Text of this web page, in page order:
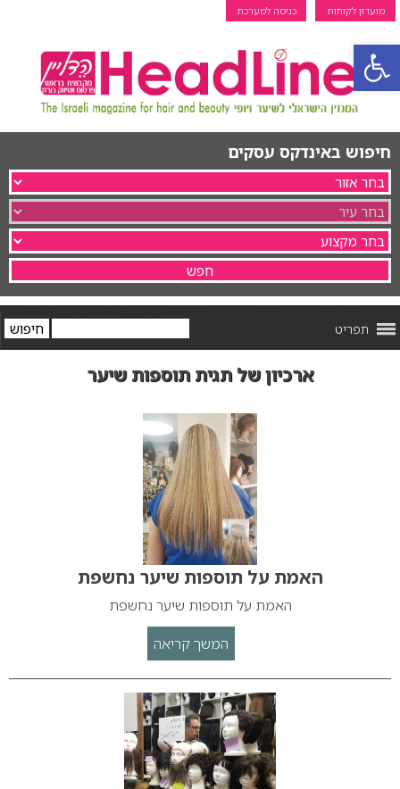
פתח סרגל נגישות
מועדון לקוחות כניסה למערכת
חיפוש באינדקס עסקים
תפריט
ארכיון של תגית תוספות שיער
האמת על תוספות שיער נחשפת
האמת על תוספות שיער נחשפת
המשך קריאה